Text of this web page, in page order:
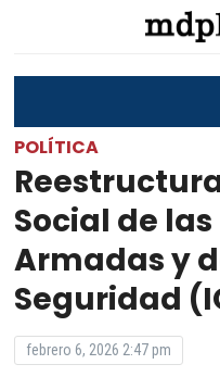
POLÍTICA
Social de las
Armadas y
Seguridad
febrero 6, 2026 2:47 pm